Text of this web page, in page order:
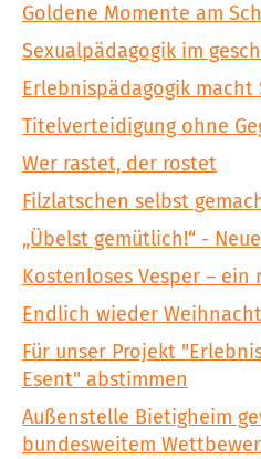
Goldene Momente am
Sexualpädagogik im
Erlebnispädagogik macht
Titelverteidigung ohne
Wer rastet, der rostet
Filzlatschen selbst
„Übelst gemütlich!“ -
Kostenloses Vesper –
Endlich wieder
Für unser Projekt
Esent" abstimmen
Außenstelle Bietigheim
bundesweitem